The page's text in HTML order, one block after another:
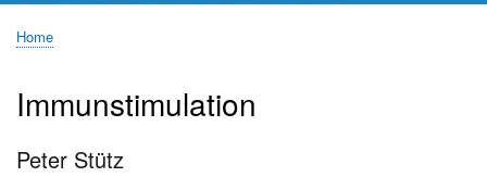
Home
Immunstimulation
Peter Stütz